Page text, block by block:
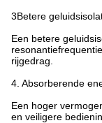
3Betere
Een betere
rijgedrag.
4. Absorberende
Een hoger
en veiligere